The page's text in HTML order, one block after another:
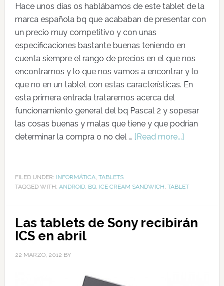
Hace unos días os hablábamos de este tablet de la
marca española bq que acababan de presentar con
un precio muy competitivo y con unas
especificaciones bastante buenas teniendo en
cuenta siempre el rango de precios en el que nos
encontramos y lo que nos vamos a encontrar y lo
que no en un tablet con estas características. En
esta primera entrada trataremos acerca del
funcionamiento general del bq Pascal 2 y sopesar
las cosas buenas y malas que tiene y que podrían
determinar la compra o no del … [Read more...]
FILED UNDER: INFORMÁTICA, TABLETS
TAGGED WITH: ANDROID, BQ, ICE CREAM SANDWICH TABLET
Las tablets de Sony recibirán
ICS en abril
22 MARZO, 2012 BY